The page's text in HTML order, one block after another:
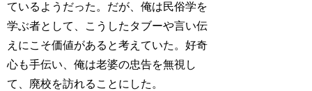
ているようだった。だが、俺は民俗学を
学ぶ者として、こうしたタブーや言い伝
えにこそ価値があると考えていた。好奇
心も手伝い、俺は老婆の忠告を無視し
て、廃校を訪れることにした。